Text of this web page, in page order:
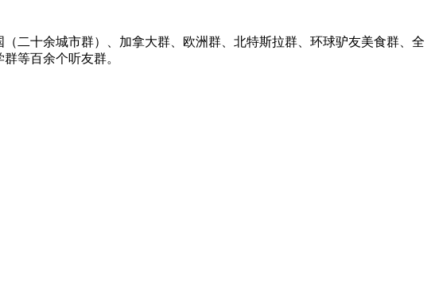
二十余城市群）、加拿大群、欧洲群、北特斯拉群、环球驴友美食群、全
等百余个听友群。